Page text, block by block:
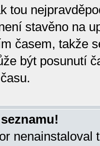
tou
stavěno na
časem, takže
být posunutí
nenainstaloval